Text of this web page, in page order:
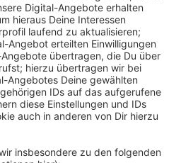
zum Thema